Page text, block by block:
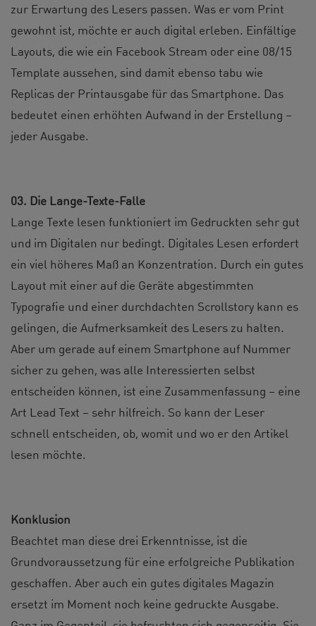
zur Erwartung des Lesers passen. Was er vom Print
gewohnt ist, möchte er auch digital erleben. Einfältige
Layouts, die wie ein Facebook Stream oder eine 08/15
Template aussehen, sind damit ebenso tabu wie
Replicas der Printausgabe für das Smartphone. Das
bedeutet einen erhöhten Aufwand in der Erstellung –
jeder Ausgabe.
03. Die Lange-Texte-Falle
Lange Texte lesen funktioniert im Gedruckten sehr gut
und im Digitalen nur bedingt. Digitales Lesen erfordert
ein viel höheres Maß an Konzentration. Durch ein gutes
Layout mit einer auf die Geräte abgestimmten
Typografie und einer durchdachten Scrollstory kann es
gelingen, die Aufmerksamkeit des Lesers zu halten.
Aber um gerade auf einem Smartphone auf Nummer
sicher zu gehen, was alle Interessierten selbst
entscheiden können, ist eine Zusammenfassung – eine
Art Lead Text – sehr hilfreich. So kann der Leser
schnell entscheiden, ob, womit und wo er den Artikel
lesen möchte.
Konklusion
Beachtet man diese drei Erkenntnisse, ist die
Grundvoraussetzung für eine erfolgreiche Publikation
geschaffen. Aber auch ein gutes digitales Magazin
ersetzt im Moment noch keine gedruckte Ausgabe.